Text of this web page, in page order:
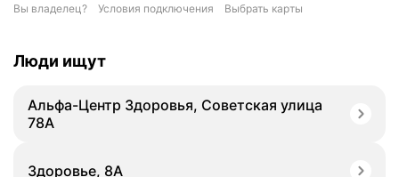
Вы владелец? Условия подключения Выбрать карты
Люди ищут
Альфа-Центр Здоровья, Советская улица
78А
Здоровье, 8А